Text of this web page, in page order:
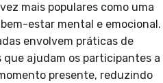
mais populares como uma
estar mental e emocional.
envolvem práticas de
ajudam os participantes a
presente, reduzindo